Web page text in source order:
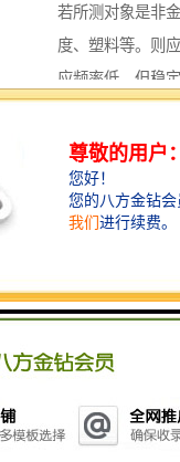
若所测对象是非
度、塑料等。则
应频率低，但稳
若被测物为导磁
体而把磁钢埋在
它的。
因此，在要求较
在防盗系统中，
chaoshengbo接
别的可靠性，上